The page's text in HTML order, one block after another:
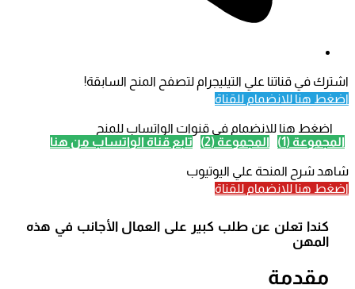
اشترك في قناتنا علي التيليجرام لتصفح المنح السابقة!
اضغط هنا للانضمام للقناة
اضغط هنا للانضمام في قنوات الواتساب للمنح
المجموعة (1)
المجموعة (2) تابع قناة الواتساب من هنا
شاهد شرح المنحة علي اليوتيوب
اضغط هنا للانضمام للقناة
كندا تعلن عن طلب كبير على العمال الأجانب في هذه
المهن
مقدمة